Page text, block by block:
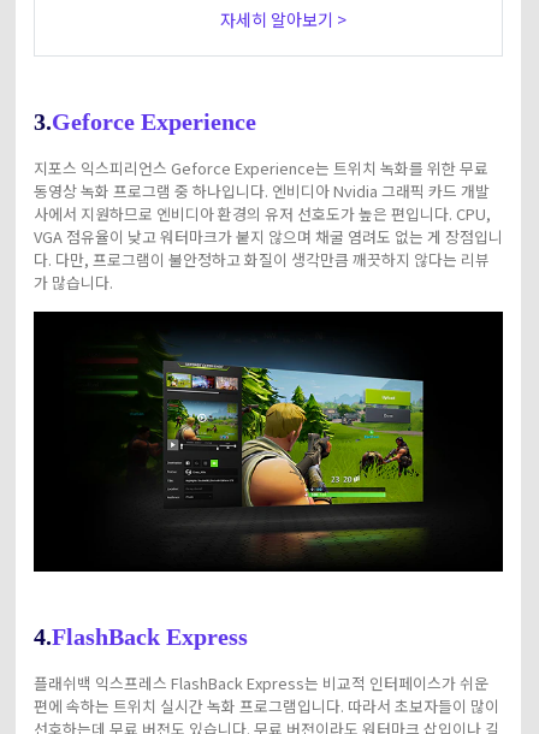
자세히 알아보기 >
3.Geforce Experience
지포스 익스피리언스 Geforce Experience는 트위치 녹화를 위한 무료
동영상 녹화 프로그램 중 하나입니다. 엔비디아 Nvidia 그래픽 카드 개발
사에서 지원하므로 엔비디아 환경의 유저 선호도가 높은 편입니다. CPU,
VGA 점유율이 낮고 워터마크가 붙지 않으며 채굴 염려도 없는 게 장점입니
다. 다만, 프로그램이 불안정하고 화질이 생각만큼 깨끗하지 않다는 리뷰
가 많습니다.
4.FlashBack Express
플래쉬백 익스프레스 FlashBack Express는 비교적 인터페이스가 쉬운
편에 속하는 트위치 실시간 녹화 프로그램입니다. 따라서 초보자들이 많이
선호하는데 무료 버전도 있습니다. 무료 버전이라도 워터마크 삽입이나 길